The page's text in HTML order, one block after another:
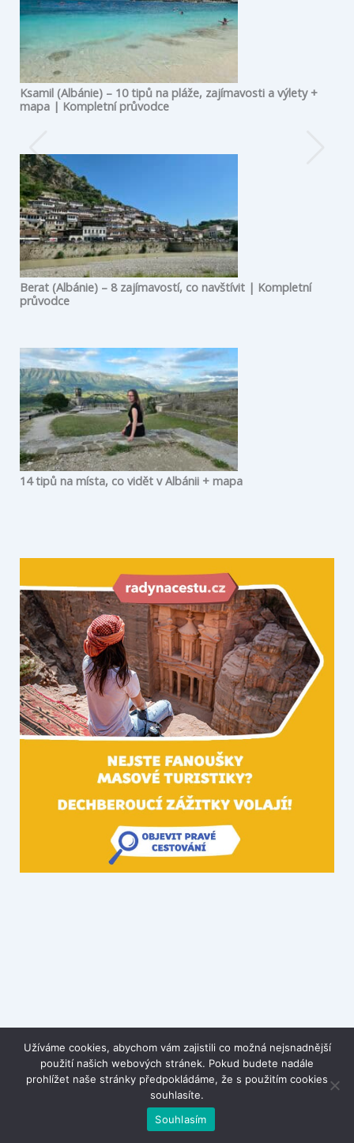
Ksamil (Albánie) – 10 tipů na pláže, zajímavosti a výlety +
mapa | Kompletní průvodce
Berat (Albánie) – 8 zajímavostí, co navštívit | Kompletní
průvodce
14 tipů na místa, co vidět v Albánii + mapa
Užíváme cookies, abychom vám zajistili co možná nejsnadnější
použití našich webových stránek. Pokud budete nadále
prohlížet naše stránky předpokládáme, že s použitím cookies
souhlasíte.
Souhlasím